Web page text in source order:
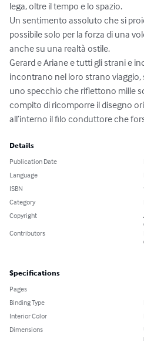
lega, oltre il tempo e lo spazio.
Un sentimento assoluto che si
possibile solo per la forza di una
anche su una realtà ostile.
Gerard e Ariane e tutti gli strani e
incontrano nel loro strano
uno specchio che riflettono mille
compito di ricomporre il disegno
all’interno il filo conduttore che
Details
Publication Date
Language
ISBN
Category
Copyright
Contributors
Specifications
Pages
Binding Type
Interior Color
Dimensions